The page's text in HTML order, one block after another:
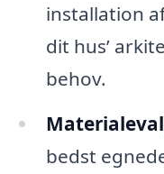
installation
dit hus’
behov.
bedst